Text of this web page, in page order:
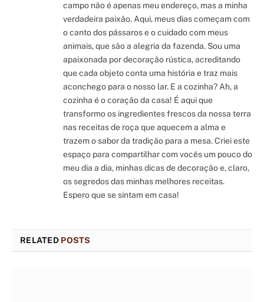
campo não é apenas meu endereço, mas a minha
verdadeira paixão. Aqui, meus dias começam com
o canto dos pássaros e o cuidado com meus
animais, que são a alegria da fazenda. Sou uma
apaixonada por decoração rústica, acreditando
que cada objeto conta uma história e traz mais
aconchego para o nosso lar. E a cozinha? Ah, a
cozinha é o coração da casa! É aqui que
transformo os ingredientes frescos da nossa terra
nas receitas de roça que aquecem a alma e
trazem o sabor da tradição para a mesa. Criei este
espaço para compartilhar com vocês um pouco do
meu dia a dia, minhas dicas de decoração e, claro,
os segredos das minhas melhores receitas.
Espero que se sintam em casa!
RELATED POSTS